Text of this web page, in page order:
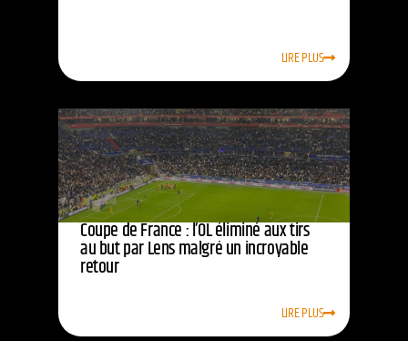
LIRE PLUS
Coupe de France : l’OL éliminé aux tirs
au but par Lens malgré un incroyable
retour
LIRE PLUS